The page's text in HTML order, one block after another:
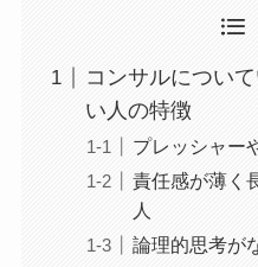
コンサルについ
い人の特徴
プレッシャー
責任感が薄く
人
論理的思考が